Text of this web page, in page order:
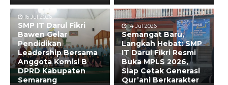
16 Jul 2026
SMP IT Darul Fikri
Bawen Gelar
Pendidikan
Leadership Bersama
Anggota Komisi B
DPRD Kabupaten
Semarang
14 Jul 2026
Semangat Baru,
Langkah Hebat: SMP
IT Darul Fikri Resmi
Buka MPLS 2026,
Siap Cetak Generasi
Qur’ani Berkarakter